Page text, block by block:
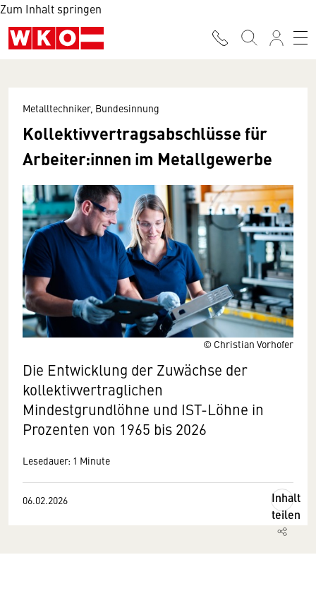
Zum Inhalt springen
© Christian Vorhofer
Metalltechniker, Bundesinnung
Kollektivvertragsabschlüsse für
Arbeiter:innen im Metallgewerbe
Die Entwicklung der Zuwächse der
kollektivvertraglichen
Mindestgrundlöhne und IST-Löhne in
Prozenten von 1965 bis 2026
Lesedauer: 1 Minute
06.02.2026
Inhalt
teilen